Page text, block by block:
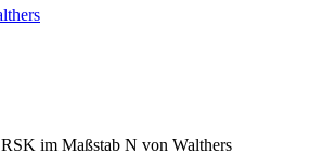
im Maßstab N von Walthers